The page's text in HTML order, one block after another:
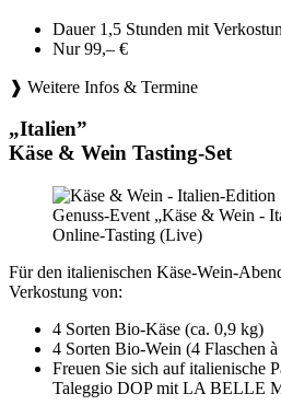
Dauer 1,5 Stunden mit
Nur 99,– €
❱ Weitere Infos & Termine
„Italien”
Käse & Wein Tasting-Set
Genuss-Event „Käse & Wein -
Online-Tasting (Live)
Für den italienischen Käse-Wein-
Verkostung von:
4 Sorten Bio-Käse (ca. 0,9 kg)
4 Sorten Bio-Wein (4 Flaschen
Freuen Sie sich auf italienische
Taleggio DOP mit LA BELLE